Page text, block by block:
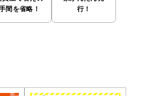
間を省略！
行！